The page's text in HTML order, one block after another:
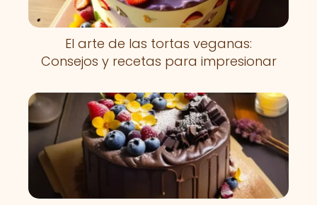
El arte de las tortas veganas:
Consejos y recetas para impresionar